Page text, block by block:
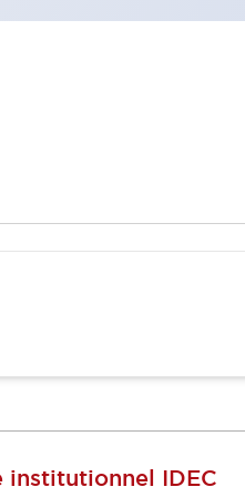
institutionnel IDEC